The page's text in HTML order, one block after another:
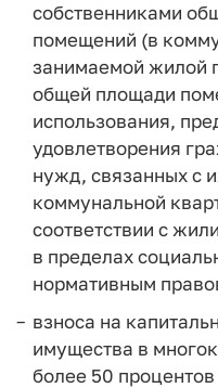
собственниками
помещений (в
занимаемой жилой
общей площади
использования,
удовлетворения
нужд, связанных с
коммунальной
соответствии с
в пределах
нормативным
взноса на
имущества в
более 50